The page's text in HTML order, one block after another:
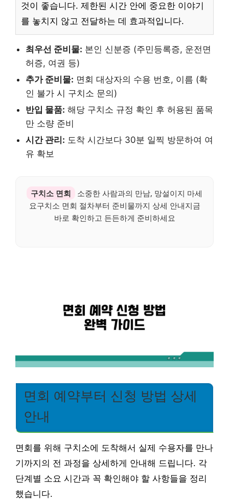
것이 좋습니다. 제한된 시간 안에 중요한 이야기
를 놓치지 않고 전달하는 데 효과적입니다.
최우선 준비물: 본인 신분증 (주민등록증, 운전면
허증, 여권 등)
추가 준비물: 면회 대상자의 수용 번호, 이름 (확
인 불가 시 구치소 문의)
반입 물품: 해당 구치소 규정 확인 후 허용된 품목
만 소량 준비
시간 관리: 도착 시간보다 30분 일찍 방문하여 여
유 확보
구치소 면회
소중한 사람과의 만남, 망설이지 마세
요구치소 면회 절차부터 준비물까지 상세 안내지금
바로 확인하고 든든하게 준비하세요
면회 예약부터 신청 방법 상세
안내
면회를 위해 구치소에 도착해서 실제 수용자를 만나
기까지의 전 과정을 상세하게 안내해 드립니다. 각
단계별 소요 시간과 꼭 확인해야 할 사항들을 정리
했습니다.